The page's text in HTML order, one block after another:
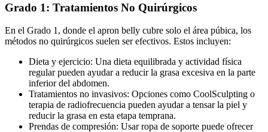
Grado 1: Tratamientos No Quirúrgicos
En el Grado 1, donde el apron belly cubre solo el área púbica, los
métodos no quirúrgicos suelen ser efectivos. Estos incluyen:
Dieta y ejercicio: Una dieta equilibrada y actividad física
regular pueden ayudar a reducir la grasa excesiva en la parte
inferior del abdomen.
Tratamientos no invasivos: Opciones como CoolSculpting o
terapia de radiofrecuencia pueden ayudar a tensar la piel y
reducir la grasa en esta etapa temprana.
Prendas de compresión: Usar ropa de soporte puede ofrecer